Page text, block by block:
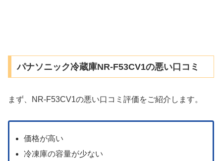
パナソニック冷蔵庫NR-F53CV1の悪い口コミ
まず、NR-F53CV1の悪い口コミ評価をご紹介します。
価格が高い
冷凍庫の容量が少ない